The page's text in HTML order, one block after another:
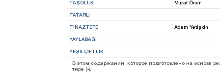
TAŞOLUK Murat Öner
TATARLI
TINAZTEPE Adem Yetişkin
YAYLABAĞI
YEŞILÇIFTLIK
В этом содержании, которое подготовлено на основе
тире (-).